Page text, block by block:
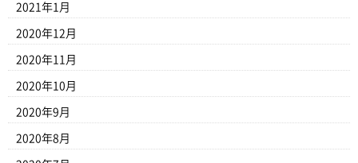
2021年1月
2020年12月
2020年11月
2020年10月
2020年9月
2020年8月